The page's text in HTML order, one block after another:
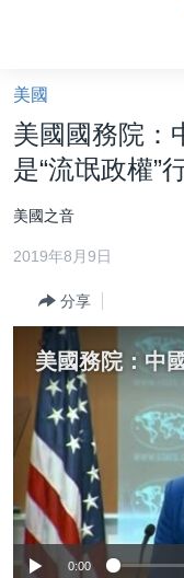
礙
鏈
接
跳
轉
內
到
檢
美國大選2024
海外港人
新聞自由
揭謊頻道
美國
中國
國際
經貿
美國
美國國務院：
是“流氓政權”
美國之音
2019年8月9日
分享
No
0:00